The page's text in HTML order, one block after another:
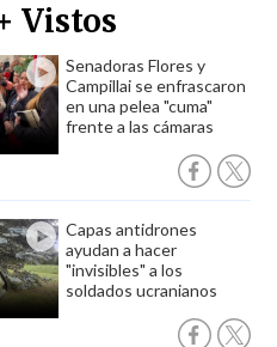
Vistos
Senadoras Flores y
Campillai se enfrascaron
en una pelea "cuma"
frente a las cámaras
Capas antidrones
ayudan a hacer
"invisibles" a los
soldados ucranianos